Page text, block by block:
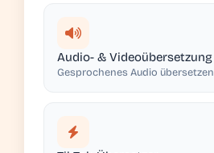
Audio- & Videoübersetzung
Gesprochenes Audio übersetzen